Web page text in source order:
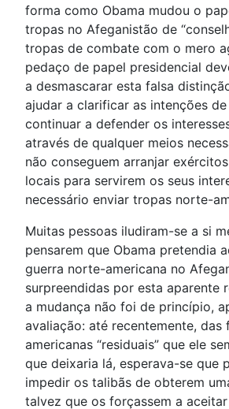
forma como Obama mudou o
tropas no Afeganistão de
tropas de combate com o mero
pedaço de papel presidencial
a desmascarar esta falsa
ajudar a clarificar as intenções
continuar a defender os
através de qualquer meios
não conseguem arranjar
locais para servirem os seus
necessário enviar tropas norte-
Muitas pessoas iludiram-se a si
pensarem que Obama pretendia
guerra norte-americana no
surpreendidas por esta aparente
a mudança não foi de princípio,
avaliação: até recentemente,
americanas “residuais” que ele
que deixaria lá, esperava-se que
impedir os talibãs de obterem
talvez que os forçassem a